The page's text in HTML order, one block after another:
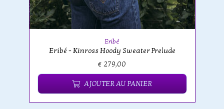
Eribé
Eribé - Kinross Hoody Sweater Prelude
€ 279,00
AJOUTER AU PANIER